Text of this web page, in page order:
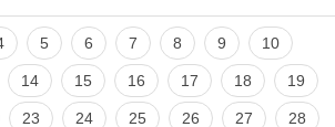
5 6 7 8 9 10
14 15 16 17 18 19
23 24 25 26 27 28